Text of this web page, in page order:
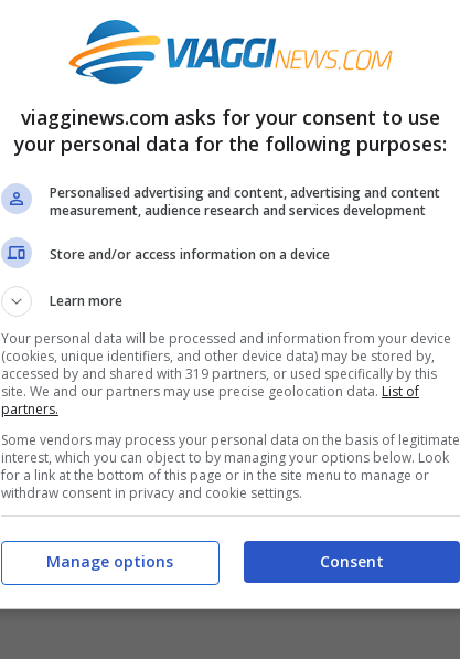
viagginews.com asks for your consent to use
your personal data for the following purposes:
Personalised advertising and content, advertising and content
measurement, audience research and services development
Store and/or access information on a device
Learn more
Your personal data will be processed and information from your device
(cookies, unique identifiers, and other device data) may be stored by,
accessed by and shared with 319 partners, or used specifically by this
site. We and our partners may use precise geolocation data. List of
partners.
Some vendors may process your personal data on the basis of legitimate
interest, which you can object to by managing your options below. Look
for a link at the bottom of this page or in the site menu to manage or
withdraw consent in privacy and cookie settings.
Consent
Manage options